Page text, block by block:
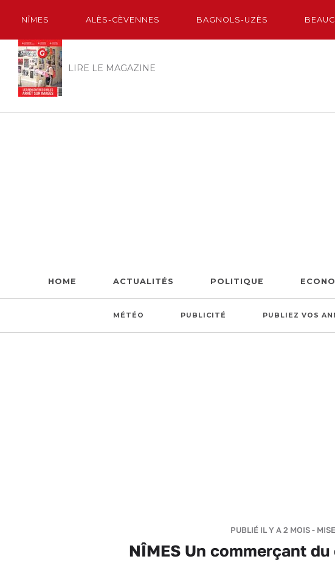
NÎMES ALÈS-CÈVENNES BAGNOLS-UZÈS
LIRE LE MAGAZINE
HOME ACTUALITÉS POLITIQUE
MÉTÉO PUBLICITÉ PUBLIEZ VOS
PUBLIÉ IL Y A 2 MOIS -
NÎMES Un commerçant